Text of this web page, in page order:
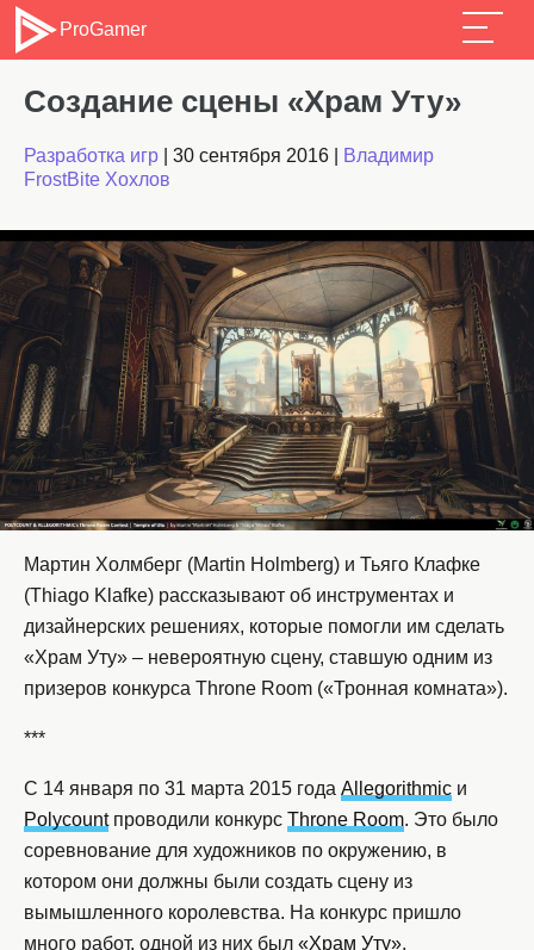
ProGamer
Создание сцены «Храм Уту»
Разработка игр 30 сентября 2016
Владимир
FrostBite Хохлов
Мартин Холмберг (Martin Holmberg) и Тьяго Клафке
(Thiago Klafke) рассказывают об инструментах и
дизайнерских решениях, которые помогли им сделать
«Храм Уту» – невероятную сцену, ставшую одним из
призеров конкурса Throne Room («Тронная комната»).
***
С 14 января по 31 марта 2015 года Allegorithmic и
Polycountпроводили конкурс Throne Room. Это было
соревнование для художников по окружению, в
котором они должны были создать сцену из
вымышленного королевства. На конкурс пришло
много работ, одной из них был «Храм Уту»,